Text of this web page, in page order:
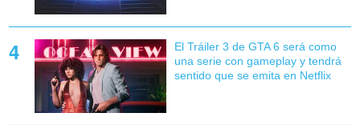
El Tráiler 3 de GTA 6 será como
una serie con gameplay y tendrá
sentido que se emita en Netflix